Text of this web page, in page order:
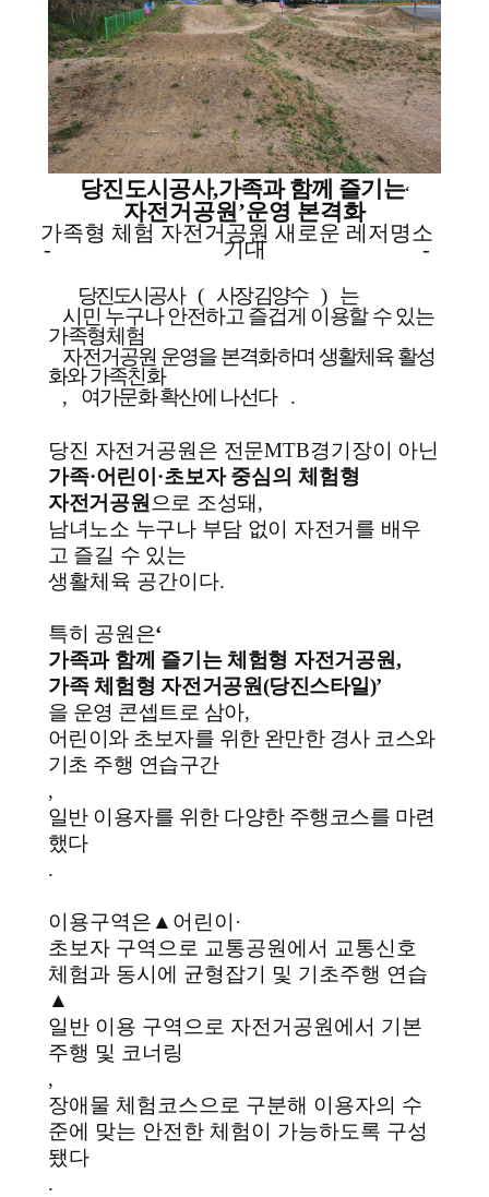
당진도시공사,가족과 함께 즐기는‘
자전거공원’운영 본격화
-
가족형 체험 자전거공원 새로운 레저명소
기대 -
당진도시공사 ( 사장 김양수 )
는
시민 누구나 안전하고 즐겁게 이용할 수 있는
가족형체험
자전거공원 운영을 본격화하며 생활체육 활성
화와 가족친화
,
여가문화 확산에 나선다 .
당진 자전거공원은 전문MTB경기장이 아닌
가족·어린이 ·초보자 중심의 체험형
자전거공원으로 조성돼 ,
남녀노소 누구나 부담 없이 자전거를 배우
고 즐길 수 있는
생활체육 공간이다.
특히 공원은‘
가족과 함께 즐기는 체험형 자전거공원,
가족 체험형 자전거공원(당진스타일)’
을 운영 콘셉트로 삼아,
어린이와 초보자를 위한 완만한 경사 코스와
기초 주행 연습구간
,
일반 이용자를 위한 다양한 주행코스를 마련
했다
.
이용구역은 ▲ 어린이 ·
초보자 구역으로 교통공원에서 교통신호
체험과 동시에 균형잡기 및 기초주행 연습
▲
일반 이용 구역으로 자전거공원에서 기본
주행 및 코너링
,
장애물 체험코스으로 구분해 이용자의 수
준에 맞는 안전한 체험이 가능하도록 구성
됐다
.